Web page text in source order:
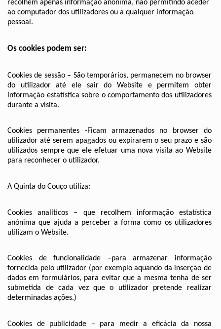
recolhem apenas informação anónima, não permitindo aceder
ao computador dos utilizadores ou a qualquer informação
pessoal.
Os cookies podem ser:
Cookies de sessão – São temporários, permanecem no browser
do utilizador até ele sair do Website e permitem obter
informação estatística sobre o comportamento dos utilizadores
durante a visita.
Cookies permanentes -Ficam armazenados no browser do
utilizador até serem apagados ou expirarem o seu prazo e são
utilizados sempre que ele efetuar uma nova visita ao Website
para reconhecer o utilizador.
A Quinta do Couço utiliza:
Cookies analíticos – que recolhem informação estatística
anónima que ajuda a perceber a forma como os utilizadores
utilizam o Website.
Cookies de funcionalidade –para armazenar informação
fornecida pelo utilizador (por exemplo aquando da inserção de
dados em formulários, para evitar que a mesma tenha de ser
submetida de cada vez que o utilizador pretende realizar
determinadas ações.)
Cookies de publicidade – para medir a eficácia da nossa